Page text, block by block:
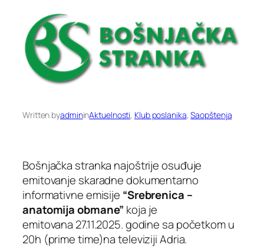
Written byadmininAktuelnosti, Klub poslanika, Saopštenja
Bošnjačka stranka najoštrije osuđuje
emitovanje skaradne dokumentarno
informativne emisije “Srebrenica –
anatomija obmane” koja je
emitovana 27.11.2025. godine sa početkom u
20h (prime time)na televiziji Adria.